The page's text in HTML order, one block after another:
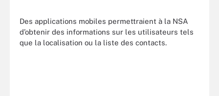
Des applications mobiles permettraient à la NSA
d’obtenir des informations sur les utilisateurs tels
que la localisation ou la liste des contacts.